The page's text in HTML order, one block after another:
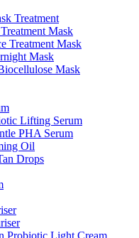
Treatment
Mask
Treatment Mask
Mask
Mask
Lifting Serum
PHA Serum
Oil
Drops
Probiotic Light Cream